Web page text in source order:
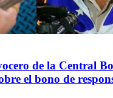
de la Central
el bono de